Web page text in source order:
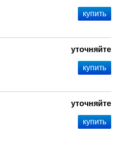
уточняйте
уточняйте